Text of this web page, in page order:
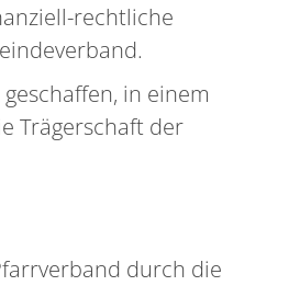
rechtliche
in einem
Trägerschaft der
durch die